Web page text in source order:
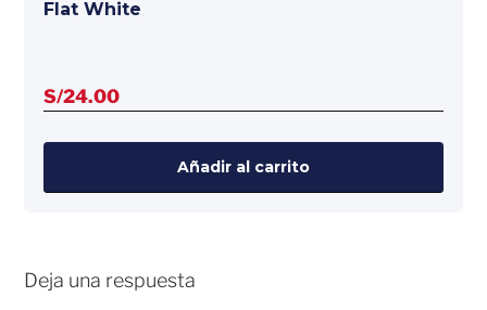
Flat White
S/24.00
Añadir al carrito
Deja una respuesta